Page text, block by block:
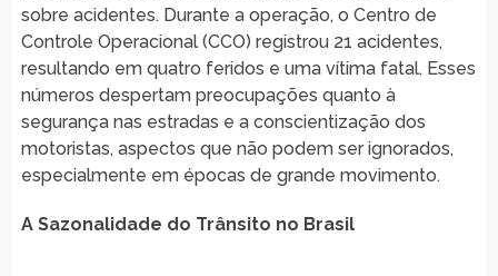
sobre acidentes. Durante a operação, o Centro de
Controle Operacional (CCO) registrou 21 acidentes,
resultando em quatro feridos e uma vítima fatal. Esses
números despertam preocupações quanto à
segurança nas estradas e a conscientização dos
motoristas, aspectos que não podem ser ignorados,
especialmente em épocas de grande movimento.
A Sazonalidade do Trânsito no Brasil